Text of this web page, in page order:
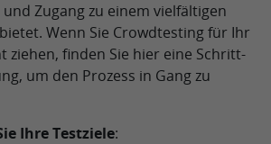
Zugang zu einem vielfältigen
Wenn Sie Crowdtesting für Ihr
ziehen, finden Sie hier eine Schritt-
um den Prozess in Gang zu
Ihre Testziele: